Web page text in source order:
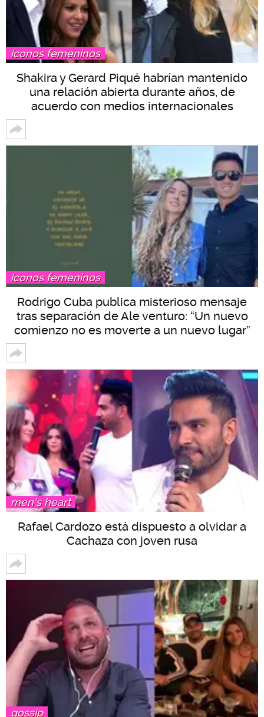
íconos femeninos
Shakira y Gerard Piqué habrían mantenido
una relación abierta durante años, de
acuerdo con medios internacionales
íconos femeninos
Rodrigo Cuba publica misterioso mensaje
tras separación de Ale venturo: “Un nuevo
comienzo no es moverte a un nuevo lugar”
men's heart
Rafael Cardozo está dispuesto a olvidar a
Cachaza con joven rusa
gossip